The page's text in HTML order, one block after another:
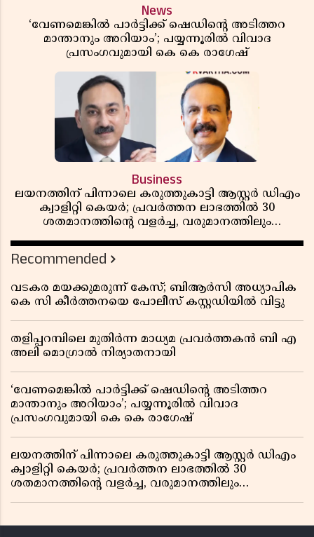
News
‘വേണമെങ്കിൽ പാർട്ടിക്ക് ഷെഡിൻ്റെ അടിത്തറ
മാന്താനും അറിയാം’; പയ്യന്നൂരിൽ വിവാദ
പ്രസംഗവുമായി കെ കെ രാഗേഷ്
Business
ലയനത്തിന് പിന്നാലെ കരുത്തുകാട്ടി ആസ്റ്റർ ഡിഎം
ക്വാളിറ്റി കെയർ; പ്രവർത്തന ലാഭത്തിൽ 30
ശതമാനത്തിൻ്റെ വളർച്ച, വരുമാനത്തിലും
റിപ്പോർട്ട് പുറത്ത്
Recommended
വടകര മയക്കുമരുന്ന് കേസ്; ബിആർസി അധ്യാപിക
കെ സി കീർത്തനയെ പോലീസ് കസ്റ്റഡിയിൽ വിട്ടു
തളിപ്പറമ്പിലെ മുതിർന്ന മാധ്യമ പ്രവർത്തകൻ ബി എ
അലി മൊഗ്രാൽ നിര്യാതനായി
‘വേണമെങ്കിൽ പാർട്ടിക്ക് ഷെഡിൻ്റെ അടിത്തറ
മാന്താനും അറിയാം’; പയ്യന്നൂരിൽ വിവാദ
പ്രസംഗവുമായി കെ കെ രാഗേഷ്
ലയനത്തിന് പിന്നാലെ കരുത്തുകാട്ടി ആസ്റ്റർ ഡിഎം
ക്വാളിറ്റി കെയർ; പ്രവർത്തന ലാഭത്തിൽ 30
ശതമാനത്തിൻ്റെ വളർച്ച, വരുമാനത്തിലും